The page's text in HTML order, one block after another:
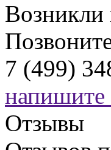
Возникли
7 (499)
напишите
Отзывы